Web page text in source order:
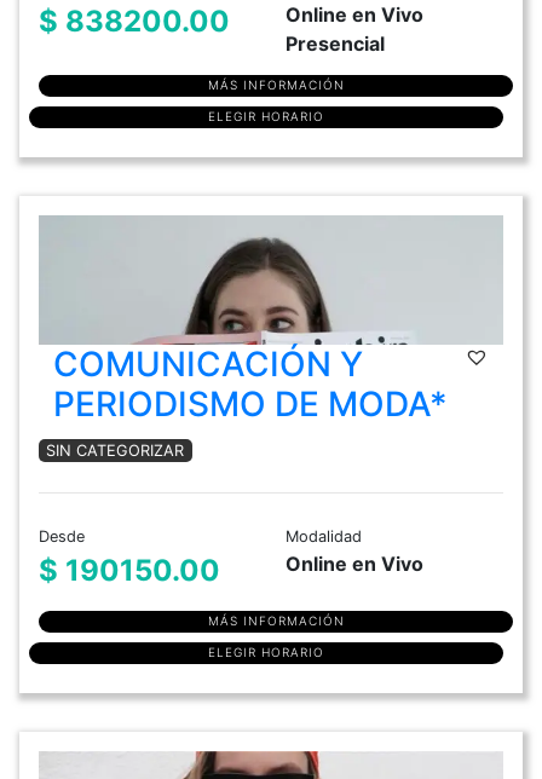
$ 838200.00
Online en Vivo
Presencial
MÁS INFORMACIÓN
ELEGIR HORARIO
COMUNICACIÓN Y
PERIODISMO DE MODA*
SIN CATEGORIZAR
Desde
$ 190150.00
Modalidad
Online en Vivo
MÁS INFORMACIÓN
ELEGIR HORARIO